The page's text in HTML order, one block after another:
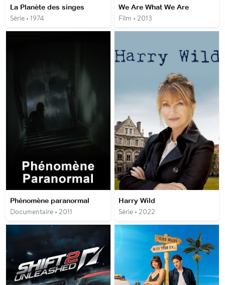
La Planète des singes
Série • 1974
We Are What We Are
Film • 2013
Phénomène paranormal
Documentaire • 2011
Harry Wild
Série • 2022